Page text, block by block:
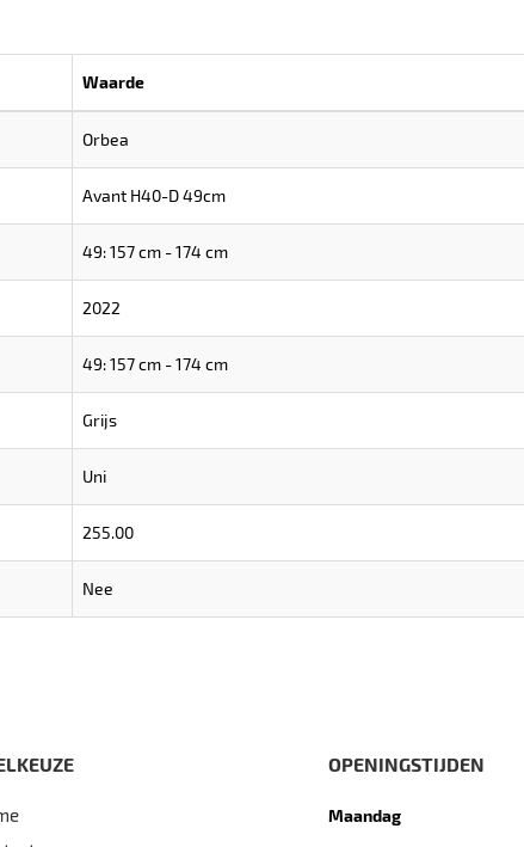
Waarde
Orbea
Avant H40-D 49cm
49: 157 cm - 174 cm
2022
49: 157 cm - 174 cm
Grijs
Uni
255.00
Nee
OPENINGSTIJDEN
Maandag